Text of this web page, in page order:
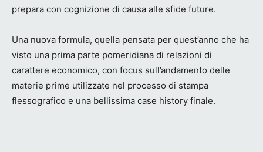
prepara con cognizione di causa alle sfide future.
Una nuova formula, quella pensata per quest’anno che ha
visto una prima parte pomeridiana di relazioni di
carattere economico, con focus sull’andamento delle
materie prime utilizzate nel processo di stampa
flessografico e una bellissima case history finale.